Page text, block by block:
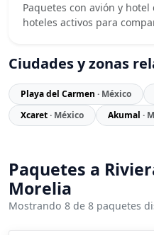
Paquetes con avión y hotel
hoteles activos para
Ciudades y zonas
Playa del Carmen · México
Xcaret· México Akumal ·
Paquetes a
Morelia
Mostrando 8 de 8 paquetes